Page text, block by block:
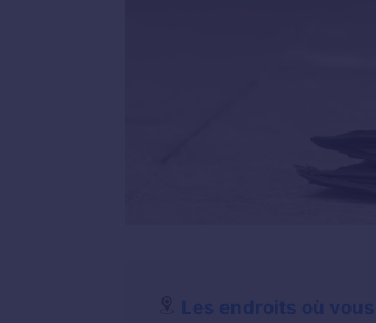
Les endroits où